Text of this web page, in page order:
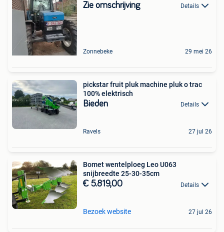
Zie omschrijving Details
Zonnebeke 29 mei 26
pickstar fruit pluk machine pluk o trac
100% elektrisch
Bieden Details
Ravels 27 jul 26
Bomet wentelploeg Leo U063
snijbreedte 25-30-35cm
€ 5.819,00 Details
Bezoek website 27 jul 26